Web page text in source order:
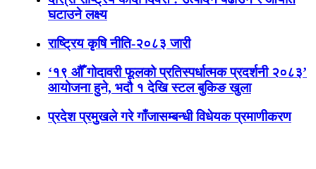
घटाउने लक्ष्य
राष्ट्रिय कृषि नीति-२०८३ जारी
‘१९ औँ गोदावरी फूलको प्रतिस्पर्धात्मक प्रदर्शनी २०८३’
आयोजना हुने, भदौ १ देखि स्टल बुकिङ खुला
प्रदेश प्रमुखले गरे गाँजासम्बन्धी विधेयक प्रमाणीकरण